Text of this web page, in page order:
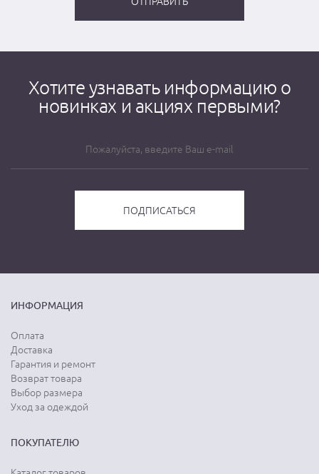
Хотите узнавать информацию о
новинках и акциях первыми?
ИНФОРМАЦИЯ
Оплата
Доставка
Гарантия и ремонт
Возврат товара
Выбор размера
Уход за одеждой
ПОКУПАТЕЛЮ